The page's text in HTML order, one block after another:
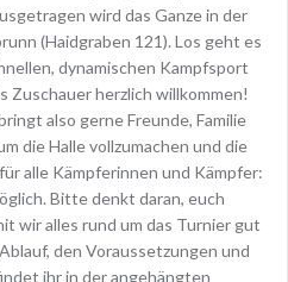
wird das Ganze in der
(Haidgraben 121). Los geht es
dynamischen Kampfsport
Zuschauer herzlich willkommen!
also gerne Freunde, Familie
die Halle vollzumachen und die
alle Kämpferinnen und Kämpfer:
Bitte denkt daran, euch
wir alles rund um das Turnier gut
den Voraussetzungen und
ihr in der angehängten